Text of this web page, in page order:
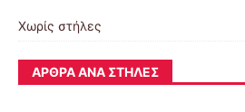
Χωρίς στήλες
ΆΡΘΡΑ ΑΝΆ ΣΤΉΛΕΣ